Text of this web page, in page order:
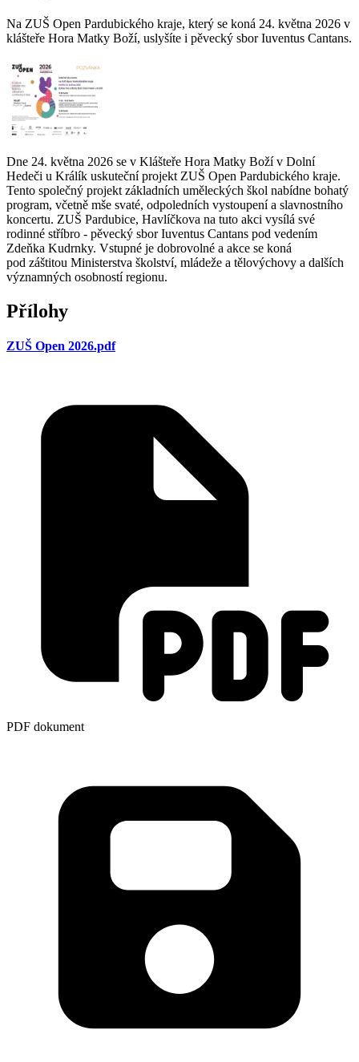
Na ZUŠ Open Pardubického kraje, který se koná 24. května 2026 v
klášteře Hora Matky Boží, uslyšíte i pěvecký sbor Iuventus Cantans.
Dne 24. května 2026 se v Klášteře Hora Matky Boží v Dolní
Hedeči u Králík uskuteční projekt ZUŠ Open Pardubického kraje.
Tento společný projekt základních uměleckých škol nabídne bohatý
program, včetně mše svaté, odpoledních vystoupení a slavnostního
koncertu. ZUŠ Pardubice, Havlíčkova na tuto akci vysílá své
rodinné stříbro - pěvecký sbor Iuventus Cantans pod vedením
Zdeňka Kudrnky. Vstupné je dobrovolné a akce se koná
pod záštitou Ministerstva školství, mládeže a tělovýchovy a dalších
významných osobností regionu.
Přílohy
ZUŠ Open 2026.pdf
PDF dokument